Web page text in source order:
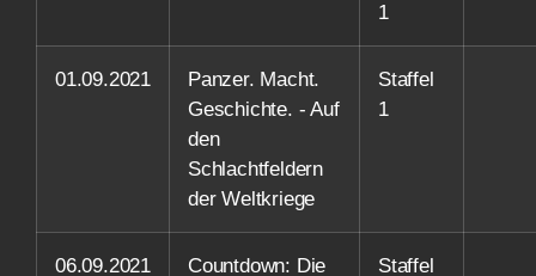
1
01.09.2021
Panzer. Macht.
Geschichte. - Auf
den
Schlachtfeldern
der Weltkriege
Staffel
1
06.09.2021
Countdown: Die
Staffel